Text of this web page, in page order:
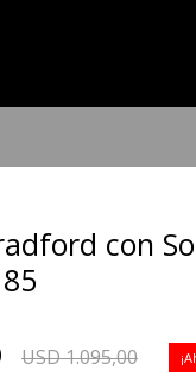
con
USD1.095,00